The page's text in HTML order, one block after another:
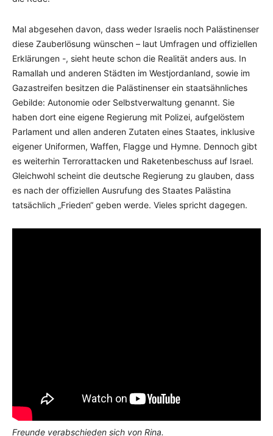
Mal abgesehen davon, dass weder Israelis noch Palästinenser
diese Zauberlösung wünschen – laut Umfragen und offiziellen
Erklärungen -, sieht heute schon die Realität anders aus. In
Ramallah und anderen Städten im Westjordanland, sowie im
Gazastreifen besitzen die Palästinenser ein staatsähnliches
Gebilde: Autonomie oder Selbstverwaltung genannt. Sie
haben dort eine eigene Regierung mit Polizei, aufgelöstem
Parlament und allen anderen Zutaten eines Staates, inklusive
eigener Uniformen, Waffen, Flagge und Hymne. Dennoch gibt
es weiterhin Terrorattacken und Raketenbeschuss auf Israel.
Gleichwohl scheint die deutsche Regierung zu glauben, dass
es nach der offiziellen Ausrufung des Staates Palästina
tatsächlich „Frieden“ geben werde. Vieles spricht dagegen.
Freunde verabschieden sich von Rina.